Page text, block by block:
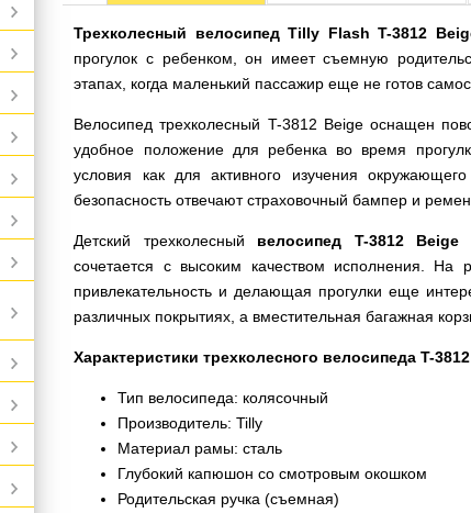
Трехколесный велосипед Tilly Flash T-3812
прогулок с ребенком, он имеет съемную
этапах, когда маленький пассажир еще не готов
Велосипед трехколесный T-3812 Beige оснащен
удобное положение для ребенка во время
условия как для активного изучения
безопасность отвечают страховочный бампер и
Детский трехколесный велосипед T-3812 Beige
сочетается с высоким качеством исполнения.
привлекательность и делающая прогулки еще
различных покрытиях, а вместительная багажная
Характеристики трехколесного велосипеда T-
Тип велосипеда: колясочный
Производитель: Tilly
Материал рамы: сталь
Глубокий капюшон со смотровым окошком
Родительская ручка (съемная)